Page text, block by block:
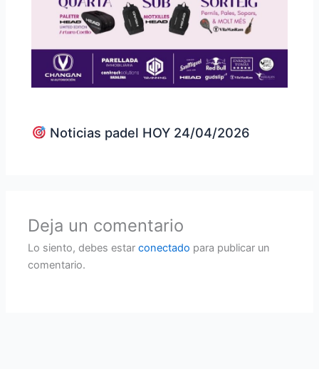
Noticias padel HOY 24/04/2026
Deja un comentario
Lo siento, debes estarconectado para publicar un
comentario.